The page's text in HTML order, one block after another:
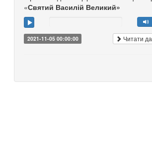
«Святий Василій Великий»
2021-11-05 00:00:00 Читати